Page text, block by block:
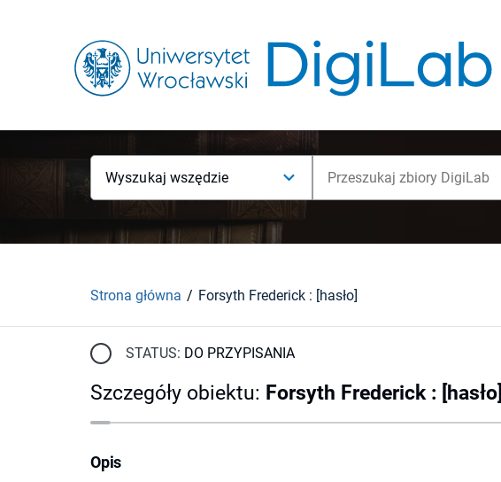
Wyszukaj wszędzie
Strona główna Forsyth Frederick : [hasło]
STATUS: DO PRZYPISANIA
Szczegóły obiektu: Forsyth Frederick : [hasło]
Opis